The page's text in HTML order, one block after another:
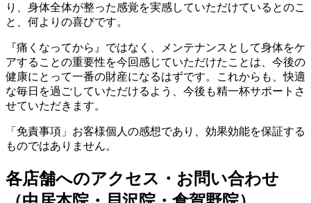
り、身体全体が整った感覚を実感していただけているとのこ
と、何よりの喜びです。
『痛くなってから』ではなく、メンテナンスとして身体をケ
アすることの重要性を今回感じていただけたことは、今後の
健康にとって一番の財産になるはずです。これからも、快適
な毎日を過ごしていただけるよう、今後も精一杯サポートさ
せていただきます。
「免責事項」お客様個人の感想であり、効果効能を保証する
ものではありません。
各店舗へのアクセス・お問い合わせ